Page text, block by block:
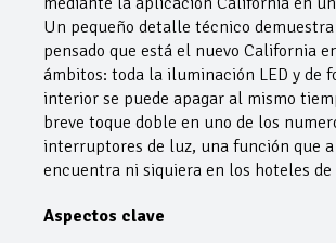
Un pequeño detalle técnico
pensado que está el nuevo California
ámbitos: toda la iluminación LED y de
interior se puede apagar al mismo
breve toque doble en uno de los
interruptores de luz, una función que a
encuentra ni siquiera en los hoteles de
Aspectos clave